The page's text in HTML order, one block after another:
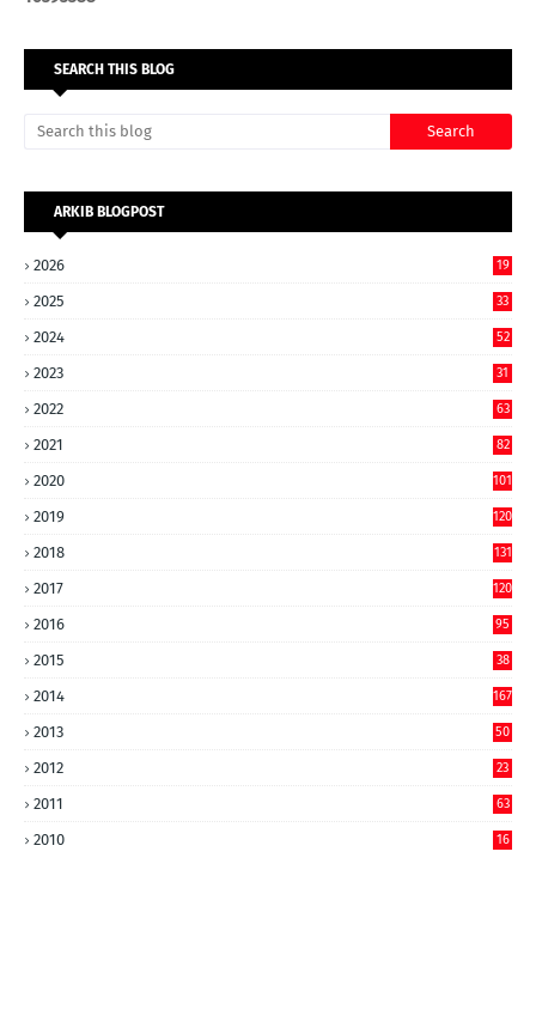
SEARCH THIS BLOG
ARKIB BLOGPOST
2026 19
2025 33
2024 52
2023 31
2022 63
2021 82
2020 101
2019 120
2018 131
2017 120
2016 95
2015 38
2014 167
2013 50
2012 23
2011 63
2010 16